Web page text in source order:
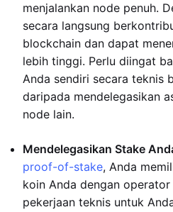
menjalankan node penuh.
secara langsung
blockchain dan dapat
lebih tinggi. Perlu diingat
Anda sendiri secara teknis
daripada mendelegasikan
node lain.
Mendelegasikan Stake
proof-of-stake, Anda
koin Anda dengan
pekerjaan teknis untuk